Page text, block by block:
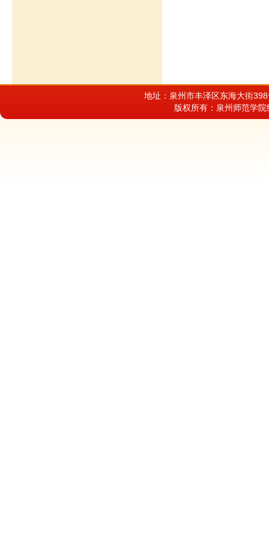
地址：泉州市丰泽区东海大街
版权所有：泉州师范学